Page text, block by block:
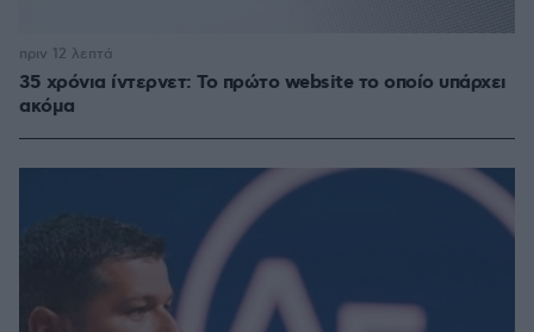
35 χρόνια ίντερνετ: Το πρώτο website το οποίο υπάρχει
ακόμα
πριν 12 λεπτά